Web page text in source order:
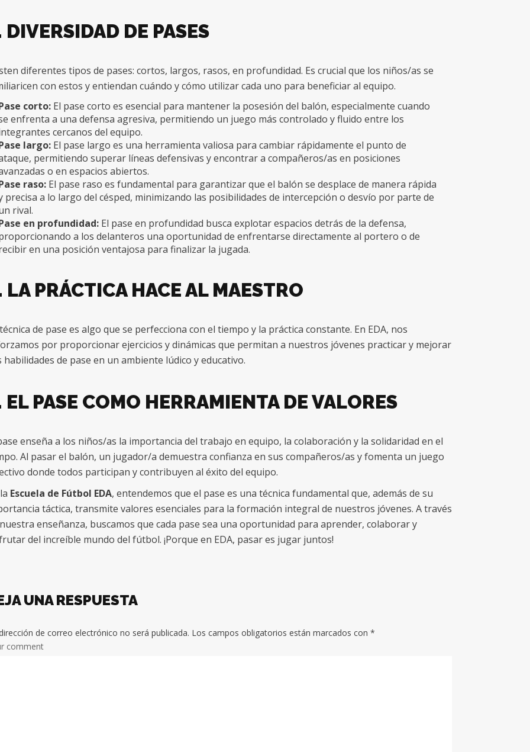
DIVERSIDAD DE PASES
diferentes tipos de pases: cortos, largos, rasos, en profundidad. Es crucial que los niños/as se
con estos y entiendan cuándo y cómo utilizar cada uno para beneficiar al equipo.
corto:El pase corto es esencial para mantener la posesión del balón, especialmente cuando
enfrenta a una defensa agresiva, permitiendo un juego más controlado y fluido entre los
cercanos del equipo.
largo:El pase largo es una herramienta valiosa para cambiar rápidamente el punto de
permitiendo superar líneas defensivas y encontrar a compañeros/as en posiciones
o en espacios abiertos.
raso:El pase raso es fundamental para garantizar que el balón se desplace de manera rápida
precisa a lo largo del césped, minimizando las posibilidades de intercepción o desvío por parte de
rival.
en profundidad:El pase en profundidad busca explotar espacios detrás de la defensa,
a los delanteros una oportunidad de enfrentarse directamente al portero o de
en una posición ventajosa para finalizar la jugada.
LA PRÁCTICA HACE AL MAESTRO
de pase es algo que se perfecciona con el tiempo y la práctica constante. En EDA, nos
por proporcionar ejercicios y dinámicas que permitan a nuestros jóvenes practicar y mejorar
habilidades de pase en un ambiente lúdico y educativo.
EL PASE COMO HERRAMIENTA DE VALORES
enseña a los niños/as la importancia del trabajo en equipo, la colaboración y la solidaridad en el
Al pasar el balón, un jugador/a demuestra confianza en sus compañeros/as y fomenta un juego
donde todos participan y contribuyen al éxito del equipo.
Escuela de Fútbol EDA, entendemos que el pase es una técnica fundamental que, además de su
táctica, transmite valores esenciales para la formación integral de nuestros jóvenes. A través
enseñanza, buscamos que cada pase sea una oportunidad para aprender, colaborar y
del increíble mundo del fútbol. ¡Porque en EDA, pasar es jugar juntos!
UNA RESPUESTA
de correo electrónico no será publicada. Los campos obligatorios están marcados con *
comment